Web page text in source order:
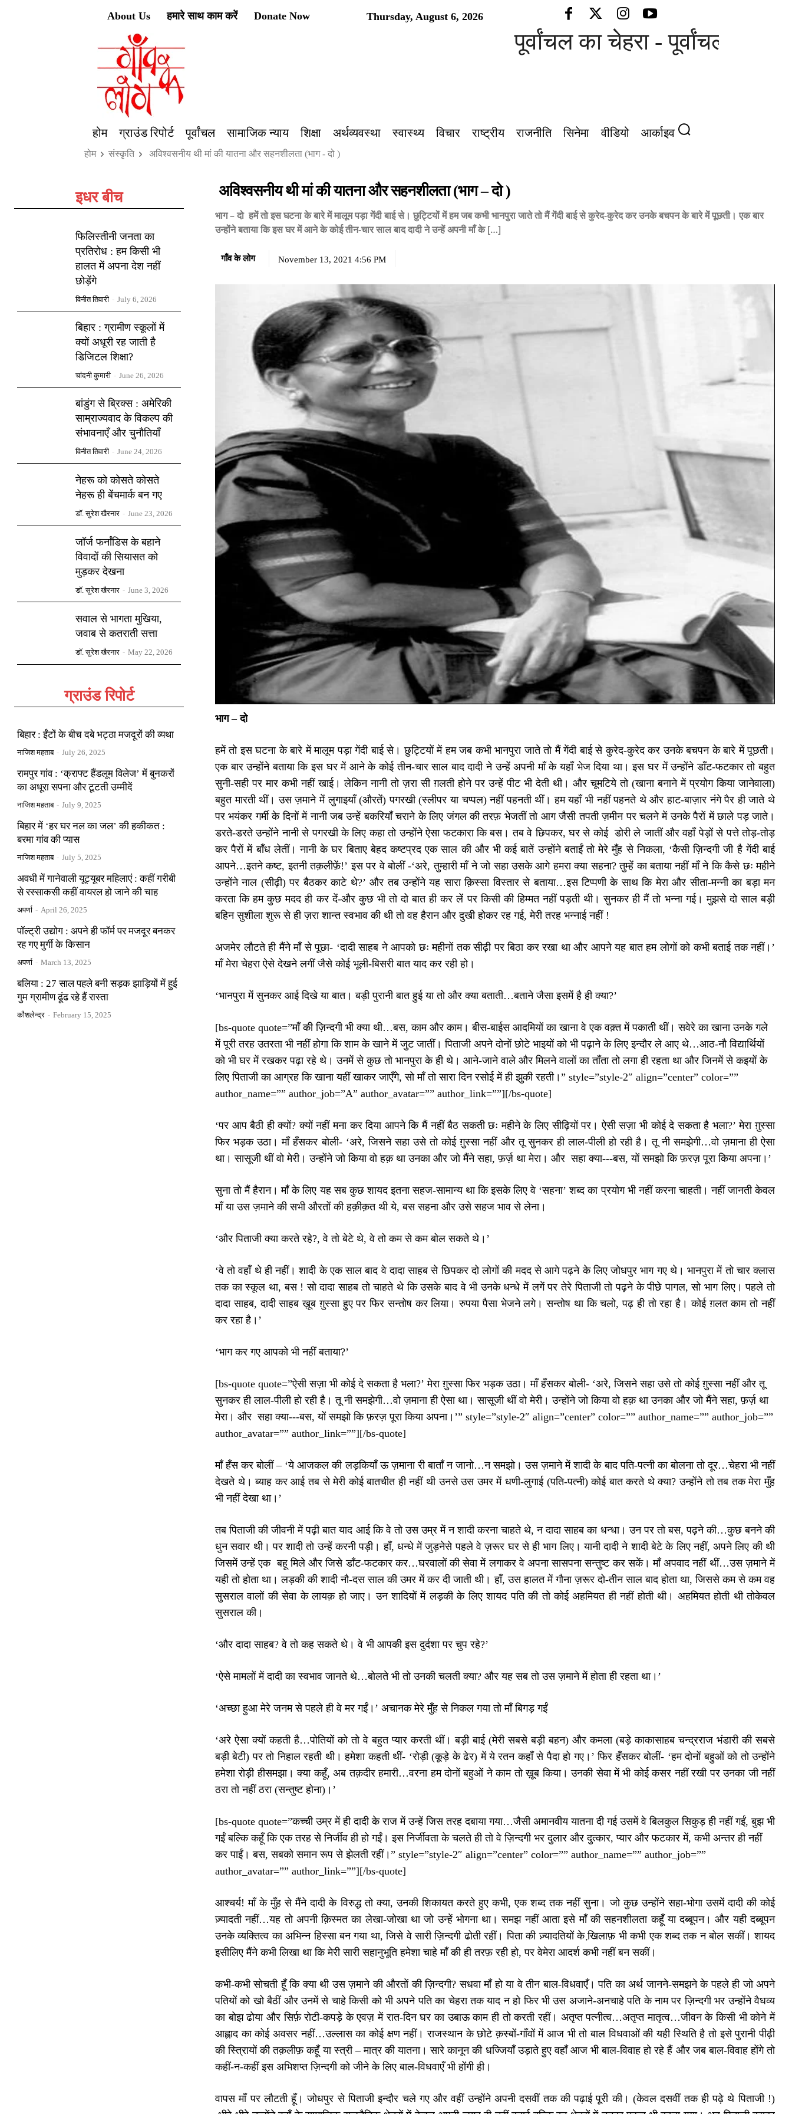
Thursday, August 6, 2026
About Us हमारे साथ काम करें Donate Now
पूर्वांचल का चेहरा - पूर्वांचल की आवाज़
होम ग्राउंड रिपोर्ट पूर्वांचल सामाजिक न्याय शिक्षा अर्थव्यवस्था स्वास्थ्य विचार राष्ट्रीय राजनीति सिनेमा वीडियो आर्काइव
होम संस्कृति अविश्वसनीय थी मां की यातना और सहनशीलता (भाग - दो )
इधर बीच
फिलिस्तीनी जनता का
प्रतिरोध : हम किसी भी
हालत में अपना देश नहीं
छोड़ेंगे
विनीत तिवारी - July 6, 2026
बिहार : ग्रामीण स्कूलों में
क्यों अधूरी रह जाती है
डिजिटल शिक्षा?
चांदनी कुमारी - June 26, 2026
बांडुंग से ब्रिक्स : अमेरिकी
साम्राज्यवाद के विकल्प की
संभावनाएँ और चुनौतियाँ
विनीत तिवारी - June 24, 2026
नेहरू को कोसते कोसते
नेहरू ही बेंचमार्क बन गए
डॉ. सुरेश खैरनार - June 23, 2026
जॉर्ज फर्नांडिस के बहाने
विवादों की सियासत को
मुड़कर देखना
डॉ. सुरेश खैरनार - June 3, 2026
सवाल से भागता मुखिया,
जवाब से कतराती सत्ता
डॉ. सुरेश खैरनार - May 22, 2026
ग्राउंड रिपोर्ट
बिहार : ईंटों के बीच दबे भट्ठा मजदूरों की व्यथा
नाजिश महताब - July 26, 2025
रामपुर गांव : ‘क्राफ्ट हैंडलूम विलेज’ में बुनकरों
का अधूरा सपना और टूटती उम्मीदें
नाजिश महताब - July 9, 2025
बिहार में ‘हर घर नल का जल’ की हकीकत :
बरमा गांव की प्यास
नाजिश महताब - July 5, 2025
अवधी में गानेवाली यूट्यूबर महिलाएं : कहीं गरीबी
से रस्साकसी कहीं वायरल हो जाने की चाह
अपर्णा - April 26, 2025
पॉल्ट्री उद्योग : अपने ही फॉर्म पर मजदूर बनकर
रह गए मुर्गी के किसान
अपर्णा - March 13, 2025
बलिया : 27 साल पहले बनी सड़क झाड़ियों में हुई
गुम ग्रामीण ढूंढ रहे हैं रास्ता
कौशलेन्द्र - February 15, 2025
अविश्वसनीय थी मां की यातना और सहनशीलता (भाग – दो )
भाग – दो हमें तो इस घटना के बारे में मालूम पड़ा गेंदी बाई से। छुट्टियों में हम जब कभी भानपुरा जाते तो मैं गेंदी बाई से कुरेद-कुरेद कर उनके बचपन के बारे में पूछती। एक बार
उन्होंने बताया कि इस घर में आने के कोई तीन-चार साल बाद दादी ने उन्हें अपनी माँ के […]
गाँव के लोग November 13, 2021 4:56 PM
भाग – दो
हमें तो इस घटना के बारे में मालूम पड़ा गेंदी बाई से। छुट्टियों में हम जब कभी भानपुरा जाते तो मैं गेंदी बाई से कुरेद-कुरेद कर उनके बचपन के बारे में पूछती।
एक बार उन्होंने बताया कि इस घर में आने के कोई तीन-चार साल बाद दादी ने उन्हें अपनी माँ के यहाँ भेज दिया था। इस घर में उन्होंने डाँट-फटकार तो बहुत
सुनी-सही पर मार कभी नहीं खाई। लेकिन नानी तो ज़रा सी ग़लती होने पर उन्हें पीट भी देती थी। और चूमटिये तो (खाना बनाने में प्रयोग किया जानेवाला)
बहुत मारती थीं। उस ज़माने में लुगाइयाँ (औरतें) पगरखी (स्लीपर या चप्पल) नहीं पहनती थीं। हम यहाँ भी नहीं पहनते थे और हाट-बाज़ार नंगे पैर ही जाते थे
पर भयंकर गर्मी के दिनों में नानी जब उन्हें बकरियाँ चराने के लिए जंगल की तरफ़ भेजतीं तो आग जैसी तपती ज़मीन पर चलने में उनके पैरों में छाले पड़ जाते।
डरते-डरते उन्होंने नानी से पगरखी के लिए कहा तो उन्होंने ऐसा फटकारा कि बस। तब वे छिपकर, घर से कोई डोरी ले जातीं और वहाँ पेड़ों से पत्ते तोड़-तोड़
कर पैरों में बाँध लेतीं। नानी के घर बिताए बेहद कष्टप्रद एक साल की और भी कई बातें उन्होंने बताईं तो मेरे मुँह से निकला, ‘कैसी ज़िन्दगी जी है गेंदी बाई
आपने…इतने कष्ट, इतनी तक़लीफ़ें!’ इस पर वे बोलीं -‘अरे, तुम्हारी माँ ने जो सहा उसके आगे हमरा क्या सहना? तुम्हें का बताया नहीं माँ ने कि कैसे छः महीने
उन्होंने नाल (सीढ़ी) पर बैठकर काटे थे?’ और तब उन्होंने यह सारा क़िस्सा विस्तार से बताया…इस टिप्पणी के साथ कि मेरा और सीता-मन्नी का बड़ा मन
करता कि हम कुछ मदद ही कर दें‑और कुछ भी तो दो बात ही कर लें पर किसी की हिम्मत नहीं पड़ती थी। सुनकर ही मैं तो भन्ना गई। मुझसे दो साल बड़ी
बहिन सुशीला शुरू से ही ज़रा शान्त स्वभाव की थी तो वह हैरान और दुखी होकर रह गई, मेरी तरह भन्नाई नहीं !
अजमेर लौटते ही मैंने माँ से पूछा- ‘दादी साहब ने आपको छः महीनों तक सीढ़ी पर बिठा कर रखा था और आपने यह बात हम लोगों को कभी बताई तक नहीं।’
माँ मेरा चेहरा ऐसे देखने लगीं जैसे कोई भूली-बिसरी बात याद कर रही हो।
‘भानपुरा में सुनकर आई दिखे या बात। बड़ी पुरानी बात हुई या तो और क्या बताती…बताने जैसा इसमें है ही क्या?’
[bs-quote quote=”माँ की ज़िन्दगी भी क्या थी…बस, काम और काम। बीस-बाईस आदमियों का खाना वे एक वक़्त में पकाती थीं। सवेरे का खाना उनके गले
में पूरी तरह उतरता भी नहीं होगा कि शाम के खाने में जुट जातीं। पिताजी अपने दोनों छोटे भाइयों को भी पढ़ाने के लिए इन्दौर ले आए थे…आठ-नौ विद्यार्थियों
को भी घर में रखकर पढ़ा रहे थे। उनमें से कुछ तो भानपुरा के ही थे। आने-जाने वाले और मिलने वालों का ताँता तो लगा ही रहता था और जिनमें से कइयों के
लिए पिताजी का आग्रह कि खाना यहीं खाकर जाएँगे, सो माँ तो सारा दिन रसोई में ही झुकी रहती।” style=”style-2″ align=”center” color=””
author_name=”” author_job=”A” author_avatar=”” author_link=””][/bs-quote]
‘पर आप बैठी ही क्यों? क्यों नहीं मना कर दिया आपने कि मैं नहीं बैठ सकती छः महीने के लिए सीढ़ियों पर। ऐसी सज़ा भी कोई दे सकता है भला?’ मेरा ग़ुस्सा
फिर भड़क उठा। माँ हँसकर बोली- ‘अरे, जिसने सहा उसे तो कोई ग़ुस्सा नहीं और तू सुनकर ही लाल-पीली हो रही है। तू नी समझेगी…वो ज़माना ही ऐसा
था। सासूजी थीं वो मेरी। उन्होंने जो किया वो हक़ था उनका और जो मैंने सहा, फ़र्ज़ था मेरा। और सहा क्या‑‑‑बस, यों समझो कि फ़रज़ पूरा किया अपना।’
सुना तो मैं हैरान। माँ के लिए यह सब कुछ शायद इतना सहज-सामान्य था कि इसके लिए वे ‘सहना’ शब्द का प्रयोग भी नहीं करना चाहती। नहीं जानती केवल
माँ या उस ज़माने की सभी औरतों की हक़ीक़त थी ये, बस सहना और उसे सहज भाव से लेना।
‘और पिताजी क्या करते रहे?, वे तो बेटे थे, वे तो कम से कम बोल सकते थे।’
‘वे तो वहाँ थे ही नहीं। शादी के एक साल बाद वे दादा साहब से छिपकर दो लोगों की मदद से आगे पढ़ने के लिए जोधपुर भाग गए थे। भानपुरा में तो चार क्लास
तक का स्कूल था, बस ! सो दादा साहब तो चाहते थे कि उसके बाद वे भी उनके धन्धे में लगें पर तेरे पिताजी तो पढ़ने के पीछे पागल, सो भाग लिए। पहले तो
दादा साहब, दादी साहब ख़ूब ग़ुस्सा हुए पर फिर सन्तोष कर लिया। रुपया पैसा भेजने लगे। सन्तोष था कि चलो, पढ़ ही तो रहा है। कोई ग़लत काम तो नहीं
कर रहा है।’
‘भाग कर गए आपको भी नहीं बताया?’
[bs-quote quote=”ऐसी सज़ा भी कोई दे सकता है भला?’ मेरा ग़ुस्सा फिर भड़क उठा। माँ हँसकर बोली- ‘अरे, जिसने सहा उसे तो कोई ग़ुस्सा नहीं और तू
सुनकर ही लाल-पीली हो रही है। तू नी समझेगी…वो ज़माना ही ऐसा था। सासूजी थीं वो मेरी। उन्होंने जो किया वो हक़ था उनका और जो मैंने सहा, फ़र्ज़ था
मेरा। और सहा क्या‑‑‑बस, यों समझो कि फ़रज़ पूरा किया अपना।’” style=”style-2″ align=”center” color=”” author_name=”” author_job=””
author_avatar=”” author_link=””][/bs-quote]
माँ हँस कर बोलीं – ‘ये आजकल की लड़कियाँ ऊ ज़माना री बाताँ न जानो…न समझो। उस ज़माने में शादी के बाद पति-पत्नी का बोलना तो दूर…चेहरा भी नहीं
देखते थे। ब्याह कर आई तब से मेरी कोई बातचीत ही नहीं थी उनसे उस उमर में धणी-लुगाई (पति-पत्नी) कोई बात करते थे क्या? उन्होंने तो तब तक मेरा मुँह
भी नहीं देखा था।’
तब पिताजी की जीवनी में पढ़ी बात याद आई कि वे तो उस उम्र में न शादी करना चाहते थे, न दादा साहब का धन्धा। उन पर तो बस, पढ़ने की…कुछ बनने की
धुन सवार थी। पर शादी तो उन्हें करनी पड़ी। हाँ, धन्धे में जुड़नेसे पहले वे ज़रूर घर से ही भाग लिए। यानी दादी ने शादी बेटे के लिए नहीं, अपने लिए की थी
जिसमें उन्हें एक बहू मिले और जिसे डाँट-फटकार कर…घरवालों की सेवा में लगाकर वे अपना सासपना सन्तुष्ट कर सकें। माँ अपवाद नहीं थीं…उस ज़माने में
यही तो होता था। लड़की की शादी नौ-दस साल की उमर में कर दी जाती थी। हाँ, उस हालत में गौना ज़रूर दो-तीन साल बाद होता था, जिससे कम से कम वह
सुसराल वालों की सेवा के लायक़ हो जाए। उन शादियों में लड़की के लिए शायद पति की तो कोई अहमियत ही नहीं होती थी। अहमियत होती थी तोकेवल
सुसराल की।
‘और दादा साहब? वे तो कह सकते थे। वे भी आपकी इस दुर्दशा पर चुप रहे?’
‘ऐसे मामलों में दादी का स्वभाव जानते थे…बोलते भी तो उनकी चलती क्या? और यह सब तो उस ज़माने में होता ही रहता था।’
‘अच्छा हुआ मेरे जनम से पहले ही वे मर गईं।’ अचानक मेरे मुँह से निकल गया तो माँ बिगड़ गईं
‘अरे ऐसा क्यों कहती है…पोतियों को तो वे बहुत प्यार करती थीं। बड़ी बाई (मेरी सबसे बड़ी बहन) और कमला (बड़े काकासाहब चन्द्रराज भंडारी की सबसे
बड़ी बेटी) पर तो निहाल रहती थी। हमेशा कहती थीं- ‘रोड़ी (कूड़े के ढेर) में ये रतन कहाँ से पैदा हो गए।’ फिर हँसकर बोलीं- ‘हम दोनों बहुओं को तो उन्होंने
हमेशा रोड़ी हीसमझा। क्या कहूँ, अब तक़दीर हमारी…वरना हम दोनों बहुओं ने काम तो ख़ूब किया। उनकी सेवा में भी कोई कसर नहीं रखी पर उनका जी नहीं
ठरा तो नहीं ठरा (सन्तुष्ट होना)।’
[bs-quote quote=”कच्ची उम्र में ही दादी के राज में उन्हें जिस तरह दबाया गया…जैसी अमानवीय यातना दी गई उसमें वे बिलकुल सिकुड़ ही नहीं गईं, बुझ भी
गईं बल्कि कहूँ कि एक तरह से निर्जीव ही हो गईं। इस निर्जीवता के चलते ही तो वे ज़िन्दगी भर दुलार और दुत्कार, प्यार और फटकार में, कभी अन्तर ही नहीं
कर पाईं। बस, सबको समान रूप से झेलती रहीं।” style=”style-2″ align=”center” color=”” author_name=”” author_job=””
author_avatar=”” author_link=””][/bs-quote]
आश्चर्य! माँ के मुँह से मैंने दादी के विरुद्ध तो क्या, उनकी शिकायत करते हुए कभी, एक शब्द तक नहीं सुना। जो कुछ उन्होंने सहा-भोगा उसमें दादी की कोई
ज़्यादती नहीं…यह तो अपनी क़िस्मत का लेखा-जोखा था जो उन्हें भोगना था। समझ नहीं आता इसे माँ की सहनशीलता कहूँ या दब्बूपन। और यही दब्बूपन
उनके व्यक्तित्व का अभिन्न हिस्सा बन गया था, जिसे वे सारी ज़िन्दगी ढोती रहीं। पिता की ज़्यादतियों के खि़लाफ़ भी कभी एक शब्द तक न बोल सकीं। शायद
इसीलिए मैंने कभी लिखा था कि मेरी सारी सहानुभूति हमेशा चाहे माँ की ही तरफ़ रही हो, पर वेमेरा आदर्श कभी नहीं बन सकीं।
कभी-कभी सोचती हूँ कि क्या थी उस ज़माने की औरतों की ज़िन्दगी? सधवा माँ हो या वे तीन बाल-विधवाएँ। पति का अर्थ जानने-समझने के पहले ही जो अपने
पतियों को खो बैठीं और उनमें से चाहे किसी को भी अपने पति का चेहरा तक याद न हो फिर भी उस अजाने-अनचाहे पति के नाम पर ज़िन्दगी भर उन्होंने वैधव्य
का बोझ ढोया और सिर्फ़ रोटी-कपड़े के एवज़ में रात-दिन घर का उबाऊ काम ही तो करती रहीं। अतृप्त पत्नीत्व…अतृप्त मातृत्व…जीवन के किसी भी कोने में
आह्लाद का कोई अवसर नहीं…उल्लास का कोई क्षण नहीं। राजस्थान के छोटे क़स्बों-गाँवों में आज भी तो बाल विधवाओं की यही स्थिति है तो इसे पुरानी पीढ़ी
की स्त्रिायों की तक़लीफ़ कहूँ या स्त्री – मात्र की यातना। सारे कानून की धज्जियाँ उड़ाते हुए वहाँ आज भी बाल-विवाह हो रहे हैं और जब बाल-विवाह होंगे तो
कहीं-न-कहीं इस अभिशप्त ज़िन्दगी को जीने के लिए बाल-विधवाएँ भी होंगी ही।
वापस माँ पर लौटती हूँ। जोधपुर से पिताजी इन्दौर चले गए और वहीं उन्होंने अपनी दसवीं तक की पढ़ाई पूरी की। (केवल दसवीं तक ही पढ़े थे पिताजी !)